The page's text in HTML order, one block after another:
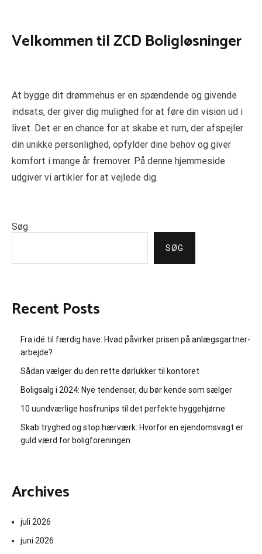
Velkommen til ZCD Boligløsninger
At bygge dit drømmehus er en spændende og givende
indsats, der giver dig mulighed for at føre din vision ud i
livet. Det er en chance for at skabe et rum, der afspejler
din unikke personlighed, opfylder dine behov og giver
komfort i mange år fremover. På denne hjemmeside
udgiver vi artikler for at vejlede dig.
Søg
SØG
Recent Posts
Fra idé til færdig have: Hvad påvirker prisen på anlægsgartner-
arbejde?
Sådan vælger du den rette dørlukker til kontoret
Boligsalg i 2024: Nye tendenser, du bør kende som sælger
10 uundværlige hosfrunips til det perfekte hyggehjørne
Skab tryghed og stop hærværk: Hvorfor en ejendomsvagt er
guld værd for boligforeningen
Archives
juli 2026
juni 2026